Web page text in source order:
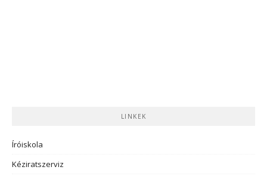
LINKEK
Íróiskola
Kéziratszerviz